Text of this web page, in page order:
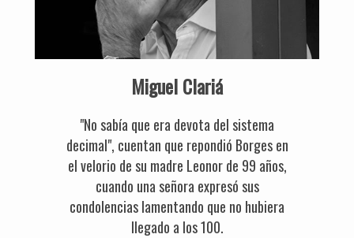
Miguel Clariá
"No sabía que era devota del sistema
decimal", cuentan que repondió Borges en
el velorio de su madre Leonor de 99 años,
cuando una señora expresó sus
condolencias lamentando que no hubiera
llegado a los 100.